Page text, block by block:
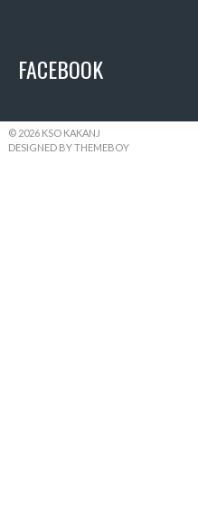
FACEBOOK
© 2026 KSO KAKANJ
DESIGNED BY THEMEBOY